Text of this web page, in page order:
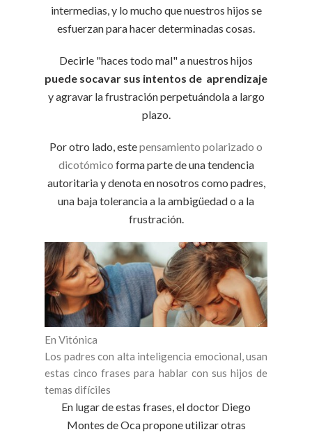
intermedias, y lo mucho que nuestros hijos se
esfuerzan para hacer determinadas cosas.
Decirle "haces todo mal" a nuestros hijos
puede socavar sus intentos de aprendizaje
y agravar la frustración perpetuándola a largo
plazo.
Por otro lado, estepensamiento polarizado o
dicotómico forma parte de una tendencia
autoritaria y denota en nosotros como padres,
una baja tolerancia a la ambigüedad o a la
frustración.
En Vitónica
Los padres con alta inteligencia emocional, usan
estas cinco frases para hablar con sus hijos de
temas difíciles
En lugar de estas frases, el doctor Diego
Montes de Oca propone utilizar otras